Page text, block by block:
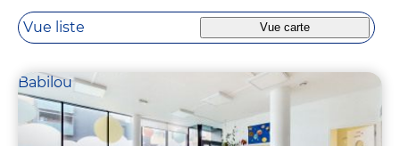
Vue liste Vue carte
Babilou